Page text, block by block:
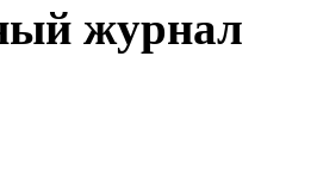
журнал